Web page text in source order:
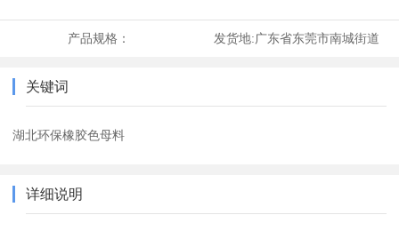
产品规格： 发货地:广东省东莞市南城街道
关键词
湖北环保橡胶色母料
详细说明